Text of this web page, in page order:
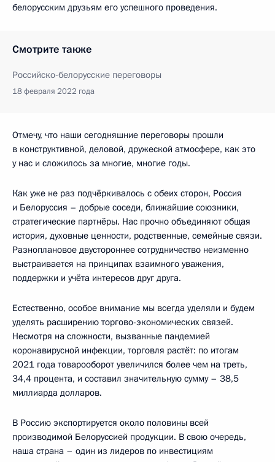
белорусским друзьям его успешного проведения.
Смотрите также
Российско-белорусские переговоры
18 февраля 2022 года
Отмечу, что наши сегодняшние переговоры прошли
в конструктивной, деловой, дружеской атмосфере, как это
у нас и сложилось за многие, многие годы.
Как уже не раз подчёркивалось с обеих сторон, Россия
и Белоруссия – добрые соседи, ближайшие союзники,
стратегические партнёры. Нас прочно объединяют общая
история, духовные ценности, родственные, семейные связи.
Разноплановое двустороннее сотрудничество неизменно
выстраивается на принципах взаимного уважения,
поддержки и учёта интересов друг друга.
Естественно, особое внимание мы всегда уделяли и будем
уделять расширению торгово-экономических связей.
Несмотря на сложности, вызванные пандемией
коронавирусной инфекции, торговля растёт: по итогам
2021 года товарооборот увеличился более чем на треть,
34,4 процента, и составил значительную сумму – 38,5
миллиарда долларов.
В Россию экспортируется около половины всей
производимой Белоруссией продукции. В свою очередь,
наша страна – один из лидеров по инвестициям